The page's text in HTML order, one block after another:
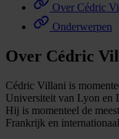
Over Cédric
Onderwerpen
Over Cédric
Cédric Villani is
Universiteit van Lyon en
Hij is momenteel de
Frankrijk en